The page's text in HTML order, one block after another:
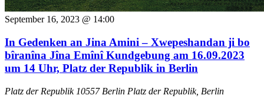
September 16, 2023 @ 14:00
In Gedenken an Jina Amini – Xwepeshandan ji bo
bîranîna Jîna Emînî Kundgebung am 16.09.2023
um 14 Uhr, Platz der Republik in Berlin
Platz der Republik 10557 Berlin Platz der Republik, Berlin